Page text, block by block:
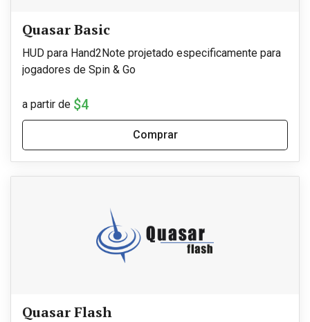
Quasar Basic
HUD para Hand2Note projetado especificamente para
jogadores de Spin & Go
a partir de $4
Comprar
Quasar Flash